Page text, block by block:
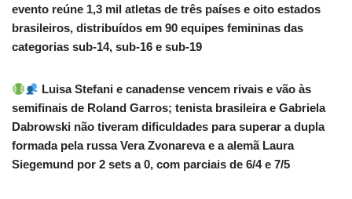
evento reúne 1,3 mil atletas de três países e oito estados
brasileiros, distribuídos em 90 equipes femininas das
categorias sub-14, sub-16 e sub-19
Luisa Stefani e canadense vencem rivais e vão às
semifinais de Roland Garros; tenista brasileira e Gabriela
Dabrowski não tiveram dificuldades para superar a dupla
formada pela russa Vera Zvonareva e a alemã Laura
Siegemund por 2 sets a 0, com parciais de 6/4 e 7/5